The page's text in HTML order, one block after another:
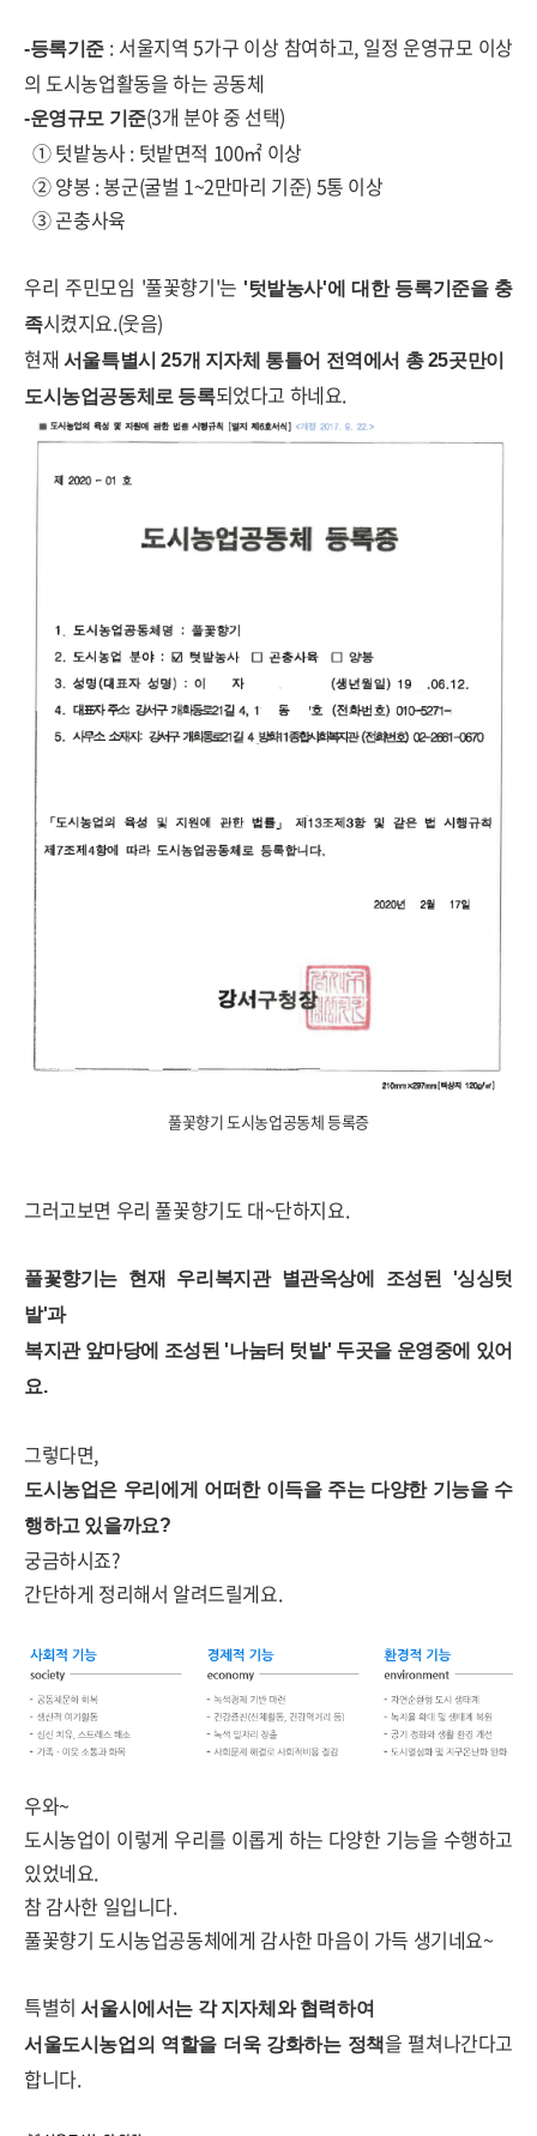
-등록기준 : 서울지역5가구 이상 참여하고, 일정 운영규모 이상
의 도시농업활동을 하는 공동체
-운영규모 기준(3개 분야 중 선택)
①텃밭농사: 텃밭면적 100㎡ 이상
②양봉 :봉군(굴벌 1~2만마리 기준) 5통 이상
③곤충사육
우리 주민모임 '풀꽃향기'는 '텃밭농사'에 대한 등록기준을 충
족시켰지요.(웃음)
현재 서울특별시 25개 지자체 통틀어 전역에서 총 25곳만이
도시농업공동체로 등록되었다고 하네요.
풀꽃향기 도시농업공동체 등록증
그러고보면 우리 풀꽃향기도 대~단하지요.
풀꽃향기는 현재 우리복지관 별관옥상에 조성된 '싱싱텃
밭'과
복지관 앞마당에 조성된 '나눔터 텃밭' 두곳을 운영중에 있어
요.
그렇다면,
도시농업은 우리에게 어떠한 이득을 주는 다양한 기능을 수
행하고 있을까요?
궁금하시죠?
간단하게 정리해서 알려드릴게요.
우와~
도시농업이 이렇게 우리를 이롭게 하는 다양한 기능을 수행하고
있었네요.
참 감사한 일입니다.
풀꽃향기 도시농업공동체에게 감사한 마음이 가득 생기네요~
특별히서울시에서는 각 지자체와 협력하여
서울도시농업의 역할을 더욱 강화하는 정책을 펼쳐나간다고
합니다.